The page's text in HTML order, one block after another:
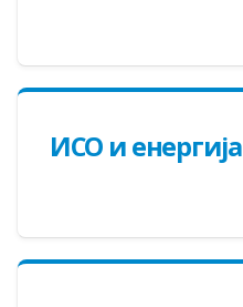
ИСО и енергија